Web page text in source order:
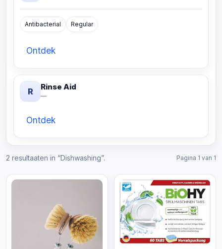
Antibacterial Regular
Ontdek
R Rinse Aid
—
Ontdek
2 resultaaten in “Dishwashing”. Pagina 1 van 1